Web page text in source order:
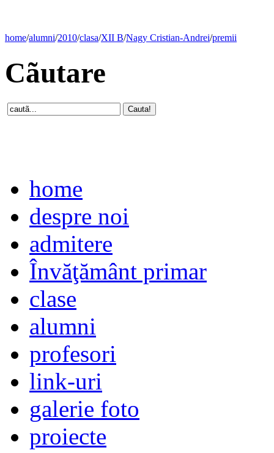
home/alumni/2010/clasa/XII B/Nagy Cristian-Andrei/premii
Cãutare
home
despre noi
admitere
Învăţământ primar
clase
alumni
profesori
link-uri
galerie foto
proiecte